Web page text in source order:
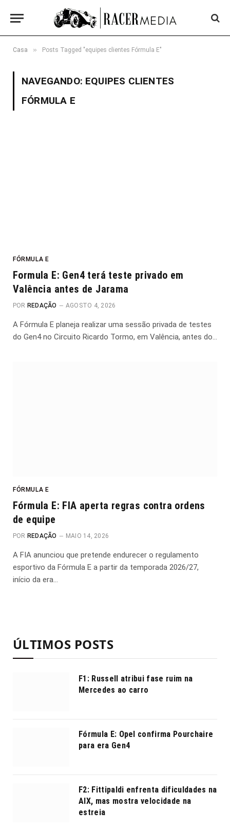
Casa » Posts Tagged "equipes clientes Fórmula E"
NAVEGANDO: EQUIPES CLIENTES
FÓRMULA E
FÓRMULA E
Formula E: Gen4 terá teste privado em
Valência antes de Jarama
POR REDAÇÃO AGOSTO 4, 2026
A Fórmula E planeja realizar uma sessão privada de testes
do Gen4 no Circuito Ricardo Tormo, em Valência, antes do…
FÓRMULA E
Fórmula E: FIA aperta regras contra ordens
de equipe
POR REDAÇÃO MAIO 14, 2026
A FIA anunciou que pretende endurecer o regulamento
esportivo da Fórmula E a partir da temporada 2026/27,
início da era…
ÚLTIMOS POSTS
F1: Russell atribui fase ruim na
Mercedes ao carro
Fórmula E: Opel confirma Pourchaire
para era Gen4
F2: Fittipaldi enfrenta dificuldades na
AIX, mas mostra velocidade na
estreia